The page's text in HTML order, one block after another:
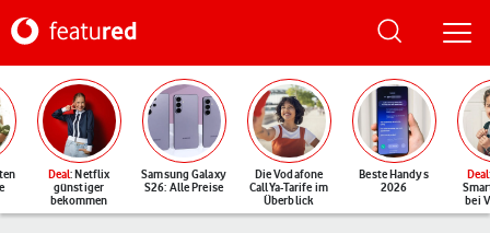
Deal: Netflix
günstiger
bekommen
Samsung Galaxy
S26: Alle Preise
Die Vodafone
CallYa-Tarife im
Überblick
Beste Handys
2026
Deal
bei